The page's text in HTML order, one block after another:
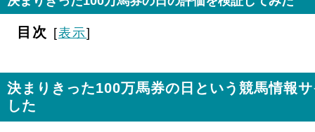
目次 [表示]
決まりきった100万馬券の日という競馬情報
した